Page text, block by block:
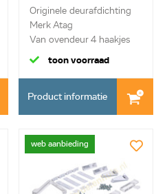
Originele deurafdichting
Merk Atag
Van ovendeur 4 haakjes
toon voorraad
Product informatie
web aanbieding